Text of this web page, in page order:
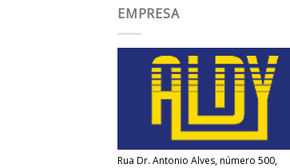
EMPRESA
Rua Dr. Antonio Alves, número 500,